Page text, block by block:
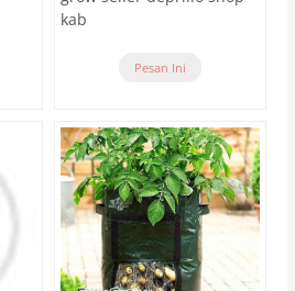
kab
Pesan Ini